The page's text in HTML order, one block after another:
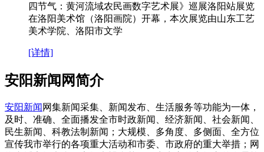
四节气：黄河流域农民画数字艺术展》巡展洛阳站展览
在洛阳美术馆（洛阳画院）开幕，本次展览由山东工艺
美术学院、洛阳市文学
[详情]
安阳新闻网简介
安阳新闻 网集新闻采集、新闻发布、生活服务等功能为一体，
及时、准确、全面播发全市时政新闻、经济新闻、社会新闻、
民生新闻、科教法制新闻；大规模、多角度、多侧面、全方位
宣传我市举行的各项重大活动和市委、市政府的重大举措；网